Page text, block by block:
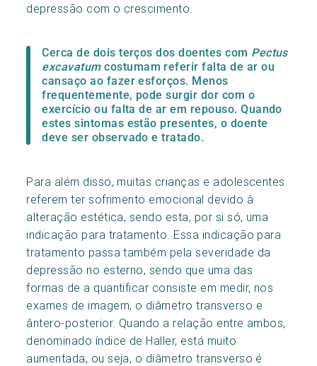
depressão com o crescimento.
Cerca de dois terços dos doentes com Pectus
excavatumcostumam referir falta de ar ou
cansaço ao fazer esforços. Menos
frequentemente, pode surgir dor com o
exercício ou falta de ar em repouso. Quando
estes sintomas estão presentes, o doente
deve ser observado e tratado.
Para além disso, muitas crianças e adolescentes
referem ter sofrimento emocional devido à
alteração estética, sendo esta, por si só, uma
indicação para tratamento. Essa indicação para
tratamento passa também pela severidade da
depressão no esterno, sendo que uma das
formas de a quantificar consiste em medir, nos
exames de imagem, o diâmetro transverso e
ântero-posterior. Quando a relação entre ambos,
denominado índice de Haller, está muito
aumentada, ou seja, o diâmetro transverso é